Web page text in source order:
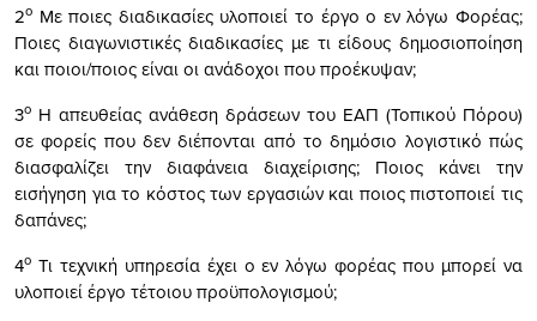
2ο Με ποιες διαδικασίες υλοποιεί το έργο ο εν λόγω Φορέας;
Ποιες διαγωνιστικές διαδικασίες με τι είδους δημοσιοποίηση
και ποιοι/ποιος είναι οι ανάδοχοι που προέκυψαν;
3ο Η απευθείας ανάθεση δράσεων του ΕΑΠ (Τοπικού Πόρου)
σε φορείς που δεν διέπονται από το δημόσιο λογιστικό πώς
διασφαλίζει την διαφάνεια διαχείρισης; Ποιος κάνει την
εισήγηση για το κόστος των εργασιών και ποιος πιστοποιεί τις
δαπάνες;
4ο Τι τεχνική υπηρεσία έχει ο εν λόγω φορέας που μπορεί να
υλοποιεί έργο τέτοιου προϋπολογισμού;